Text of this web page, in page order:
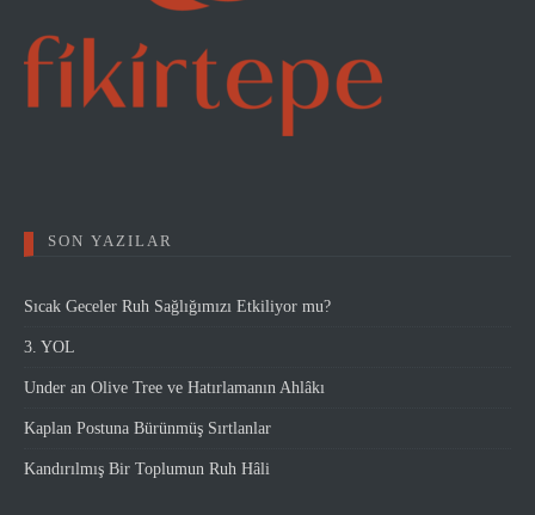
SON YAZILAR
Sıcak Geceler Ruh Sağlığımızı Etkiliyor mu?
3. YOL
Under an Olive Tree ve Hatırlamanın Ahlâkı
Kaplan Postuna Bürünmüş Sırtlanlar
Kandırılmış Bir Toplumun Ruh Hâli